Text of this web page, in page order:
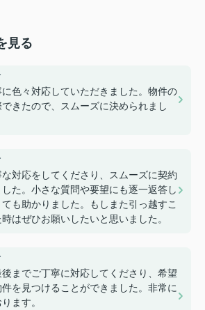
見る
に色々対応していただきました。物件の
きたので、スムーズに決められまし
対応をしてくださり、スムーズに契約
した。小さな質問や要望にも逐一返答し
も助かりました。もしまた引っ越すこ
はぜひお願いしたいと思いました。
までご丁寧に対応してくださり、希望
を見つけることができました。非常に
ます。